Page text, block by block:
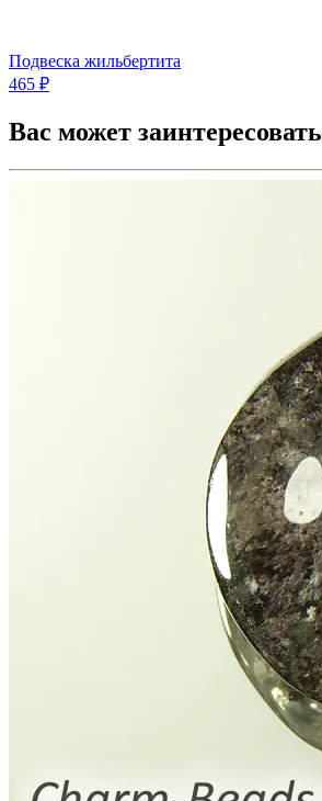
Подвеска жильбертита
465 ₽
Вас может заинтересовать